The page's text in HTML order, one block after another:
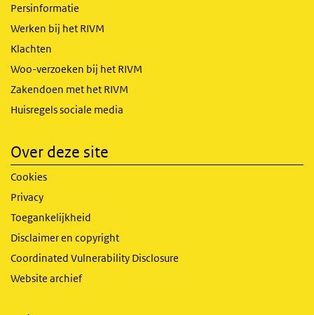
Persinformatie
Werken bij het RIVM
Klachten
Woo-verzoeken bij het RIVM
Zakendoen met het RIVM
Huisregels sociale media
Over deze site
Cookies
Privacy
Toegankelijkheid
Disclaimer en copyright
Coordinated Vulnerability Disclosure
Website archief